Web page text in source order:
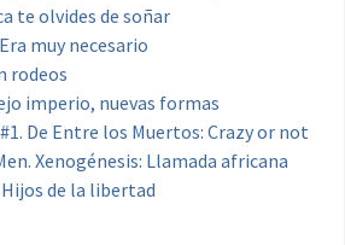
te olvides de soñar
muy necesario
rodeos
imperio, nuevas formas
De Entre los Muertos: Crazy or not
Xenogénesis: Llamada africana
de la libertad